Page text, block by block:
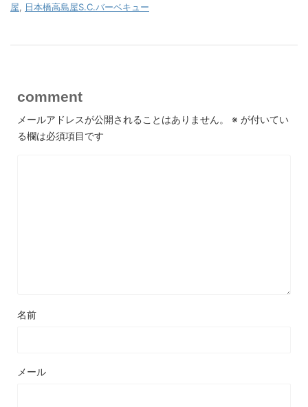
屋
日本橋高島屋S.C.バーベキュー
comment
メールアドレスが公開されることはありません。 ※ が付いてい
る欄は必須項目です
名前
メール